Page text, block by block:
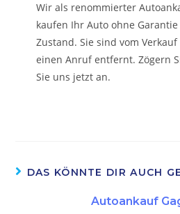
Wir als renommierter
kaufen Ihr Auto ohne
Zustand. Sie sind vom
einen Anruf entfernt. Zögern
Sie uns jetzt an.
DAS KÖNNTE DIR AUCH
Autoankauf